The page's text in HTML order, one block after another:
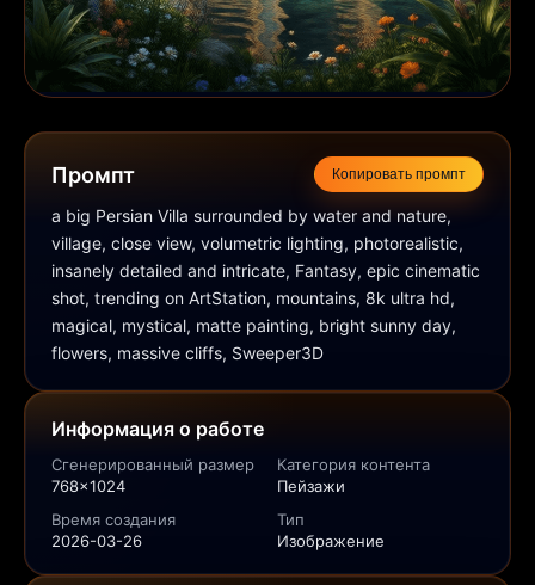
Промпт Копировать промпт
a big Persian Villa surrounded by water and nature,
village, close view, volumetric lighting, photorealistic,
insanely detailed and intricate, Fantasy, epic cinematic
shot, trending on ArtStation, mountains, 8k ultra hd,
magical, mystical, matte painting, bright sunny day,
flowers, massive cliffs, Sweeper3D
Информация о работе
Сгенерированный размер
768x1024
Категория контента
Пейзажи
Время создания
2026-03-26
Тип
Изображение